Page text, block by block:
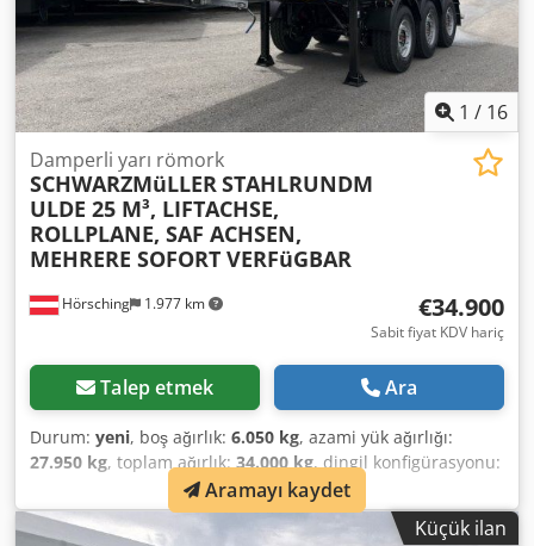
1 / 16
Hörsching 1.977 km
Damperli yarı römork
SCHWARZMüLLERSTAHLRUNDM
ULDE 25 M³, LIFTACHSE,
ROLLPLANE, SAF ACHSEN,
MEHRERE SOFORT VERFüGBAR
€34.900
Sabit fiyat KDV hariç
Talep etmek Ara
Durum: yeni, boş ağırlık: 6.050 kg, azami yük ağırlığı:
27.950 kg, toplam ağırlık:34.000 kg, dingil konfigürasyonu:
, yükleme alanı hacmi:25 m³, süspansiyon:
lastik boyutu:385/65 R 22,5, lastik durumu:100 yüzde,
Donanım:ABS, | Schwarzmüller K Serisi 3 Akslı ÇelikKüçük ilan
Aramayı kaydet